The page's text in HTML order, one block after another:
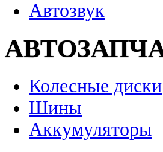
Автозвук
Колесные диски
Шины
Аккумуляторы